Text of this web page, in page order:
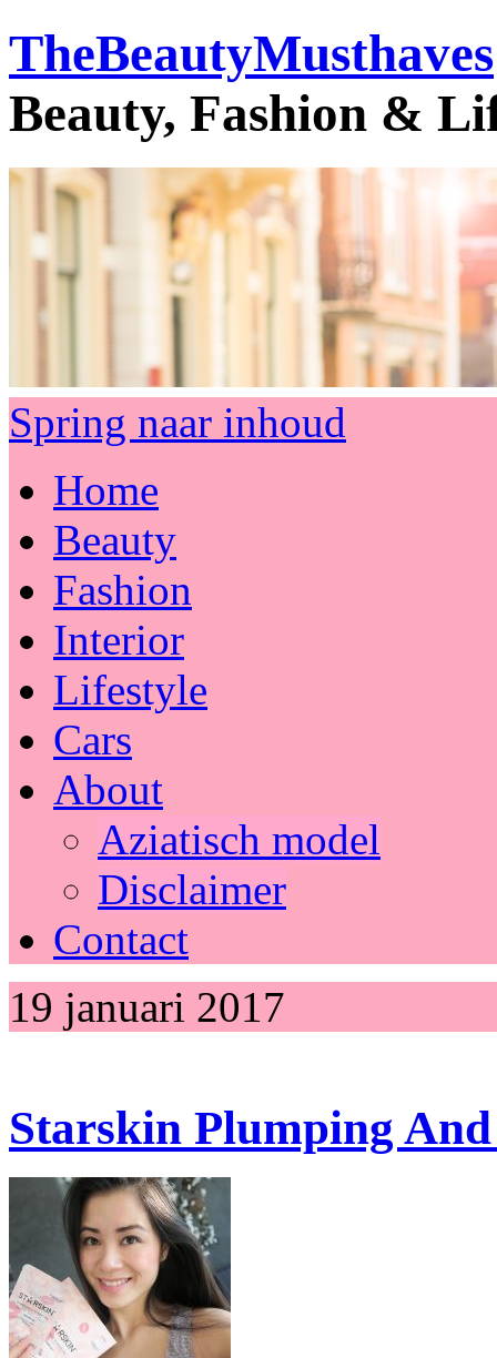
TheBeautyMusthaves
Beauty, Fashion &
Spring naar inhoud
Home
Beauty
Fashion
Interior
Lifestyle
Cars
About
Aziatisch model
Disclaimer
Contact
19 januari 2017
Starskin Plumping